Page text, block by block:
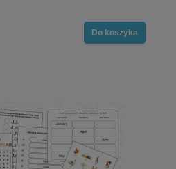
Do koszyka